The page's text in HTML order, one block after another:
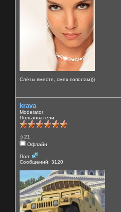
Слёзы вместе, смех пополам)))
krava
Moderator
Пользователи
:) 21
Офлайн
Пол:
Сообщений: 3120